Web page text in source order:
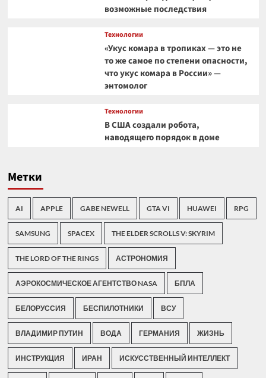
возможные последствия
Технологии
«Укус комара в тропиках — это не
то же самое по степени опасности,
что укус комара в России» —
энтомолог
Технологии
В США создали робота,
наводящего порядок в доме
Метки
AI APPLE GABE NEWELL GTA VI HUAWEI RPG
SAMSUNG SPACEX THE ELDER SCROLLS V: SKYRIM
THE LORD OF THE RINGS АСТРОНОМИЯ
АЭРОКОСМИЧЕСКОЕ АГЕНТСТВО NASA БПЛА
БЕЛОРУССИЯ БЕСПИЛОТНИКИ ВСУ
ВЛАДИМИР ПУТИН ВОДА ГЕРМАНИЯ ЖИЗНЬ
ИНСТРУКЦИЯ ИРАН ИСКУССТВЕННЫЙ ИНТЕЛЛЕКТ